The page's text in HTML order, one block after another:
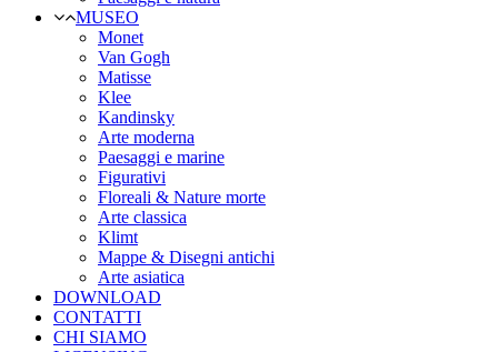
MUSEO
Monet
Van Gogh
Matisse
Klee
Kandinsky
Arte moderna
Paesaggi e marine
Figurativi
Floreali & Nature morte
Arte classica
Klimt
Mappe & Disegni antichi
Arte asiatica
DOWNLOAD
CONTATTI
CHI SIAMO